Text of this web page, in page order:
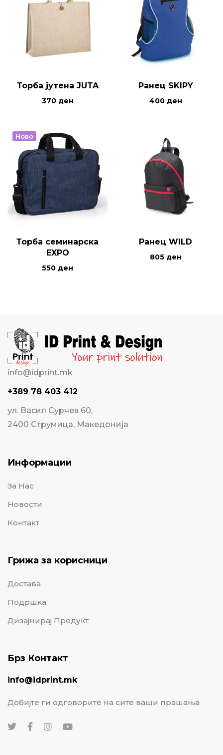
Торба јутена JUTA
370 ден
Ранец SKIPY
400 ден
Ново
Торба семинарска
EXPO
550 ден
Ранец WILD
805 ден
info@idprint.mk
+389 78 403 412
ул. Васил Сурчев 60,
2400 Струмица, Македонија
Информации
За Нас
Новости
Контакт
Грижа за корисници
Достава
Подршка
Дизајнирај Продукт
Брз Контакт
info@idprint.mk
Добијте ги одговорите на сите ваши прашања